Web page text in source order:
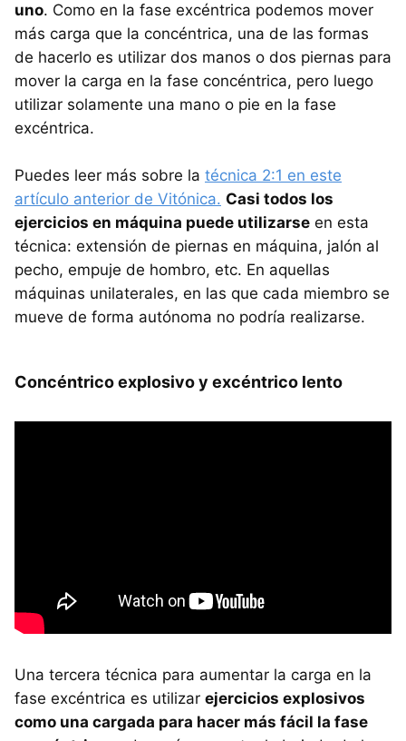
uno. Como en la fase excéntrica podemos mover
más carga que la concéntrica, una de las formas
de hacerlo es utilizar dos manos o dos piernas para
mover la carga en la fase concéntrica, pero luego
utilizar solamente una mano o pie en la fase
excéntrica.
Puedes leer más sobre la técnica 2:1 en este
artículo anterior de Vitónica. Casi todos los
ejercicios en máquina puede utilizarse en esta
técnica: extensión de piernas en máquina, jalón al
pecho, empuje de hombro, etc. En aquellas
máquinas unilaterales, en las que cada miembro se
mueve de forma autónoma no podría realizarse.
Concéntrico explosivo y excéntrico lento
Una tercera técnica para aumentar la carga en la
fase excéntrica es utilizar ejercicios explosivos
como una cargada para hacer más fácil la fase